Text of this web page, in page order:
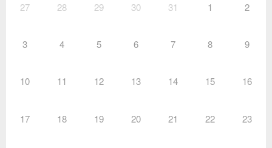
27 28 29 30 31 1 2
3 4 5 6 7 8 9
10 11 12 13 14 15 16
17 18 19 20 21 22 23